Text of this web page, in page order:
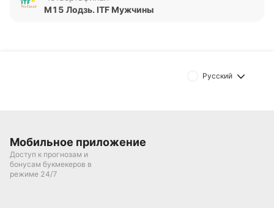
Обновлено:
M15 Лодзь. ITF Мужчины
Русский
Мобильное приложение
Доступ к прогнозам и
бонусам букмекеров в
режиме 24/7